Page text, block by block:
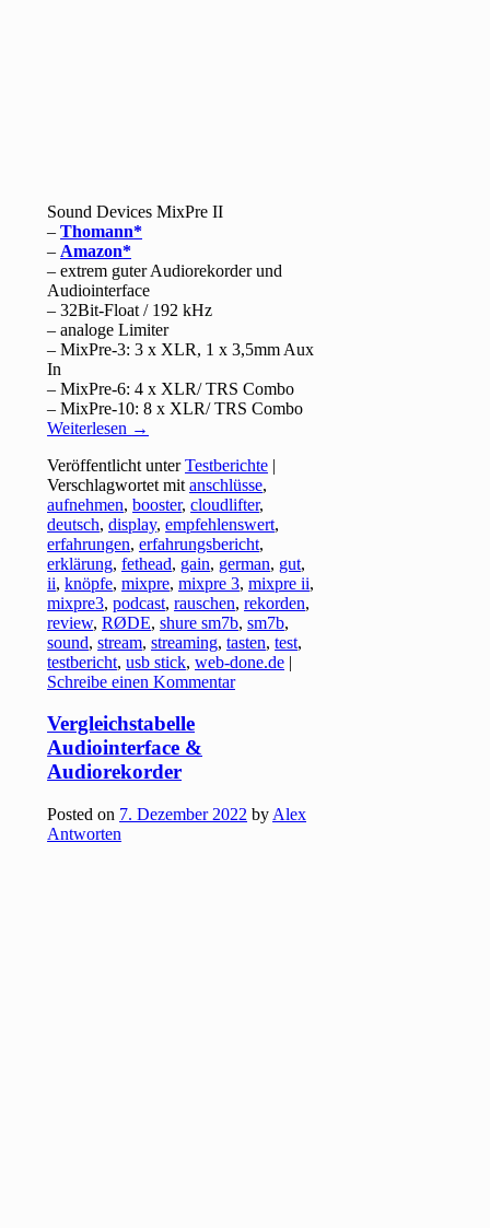
Sound Devices MixPre II
–Thomann
– Amazon
– extrem guter Audiorekorder und
Audiointerface
– 32Bit-Float / 192 kHz
– analoge Limiter
– MixPre-3: 3 x XLR, 1 x 3,5mm Aux
In
– MixPre-6: 4 x XLR/ TRS Combo
– MixPre-10: 8 x XLR/ TRS Combo
Weiterlesen →
Veröffentlicht unter Testberichte |
Verschlagwortet mit anschlüsse,
aufnehmen,booster,cloudlifter,
deutsch,display,empfehlenswert,
erfahrungen,erfahrungsbericht,
erklärung,fethead, gain, german, gut,
ii,knöpfe,mixpre,mixpre 3,mixpre ii,
mixpre3,podcast,rauschen,rekorden,
review,RØDE,shure sm7b,sm7b,
sound,stream,streaming,tasten,test,
testbericht,usb stick,web-done.de |
Schreibe einen Kommentar
Vergleichstabelle
Audiointerface &
Audiorekorder
Posted on 7. Dezember 2022 by Alex
Antworten